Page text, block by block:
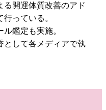
る開運体質改善のアド
っている。
鑑定も実施。
として各メディアで執